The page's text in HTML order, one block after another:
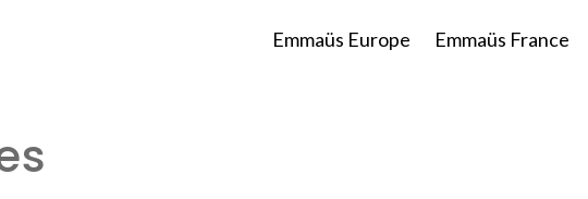
Emmaüs Europe Emmaüs France